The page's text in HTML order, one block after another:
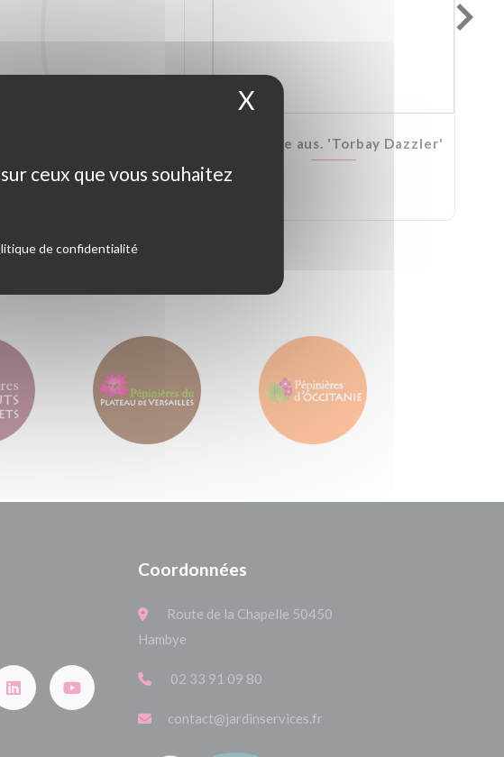
Cordyline aus. 'Torbay Dazzler'
Coordonnées
Route de la Chapelle 50450
Hambye
02 33 91 09 80
contact@jardinservices.fr
ceux que vous souhaitez
de confidentialité
X Masquer le bandeau